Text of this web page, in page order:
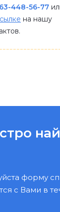
448-56-77
на нашу
форму
с Вами в